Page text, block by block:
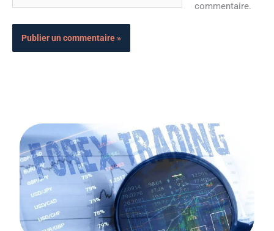
commentaire.